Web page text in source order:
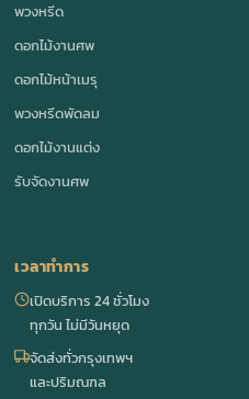
พวงหรีด
ดอกไม้งานศพ
ดอกไม้หน้าเมรุ
พวงหรีดพัดลม
ดอกไม้งานแต่ง
รับจัดงานศพ
เวลาทำการ
เปิดบริการ 24 ชั่วโมง
ทุกวัน ไม่มีวันหยุด
จัดส่งทั่วกรุงเทพฯ
และปริมณฑล